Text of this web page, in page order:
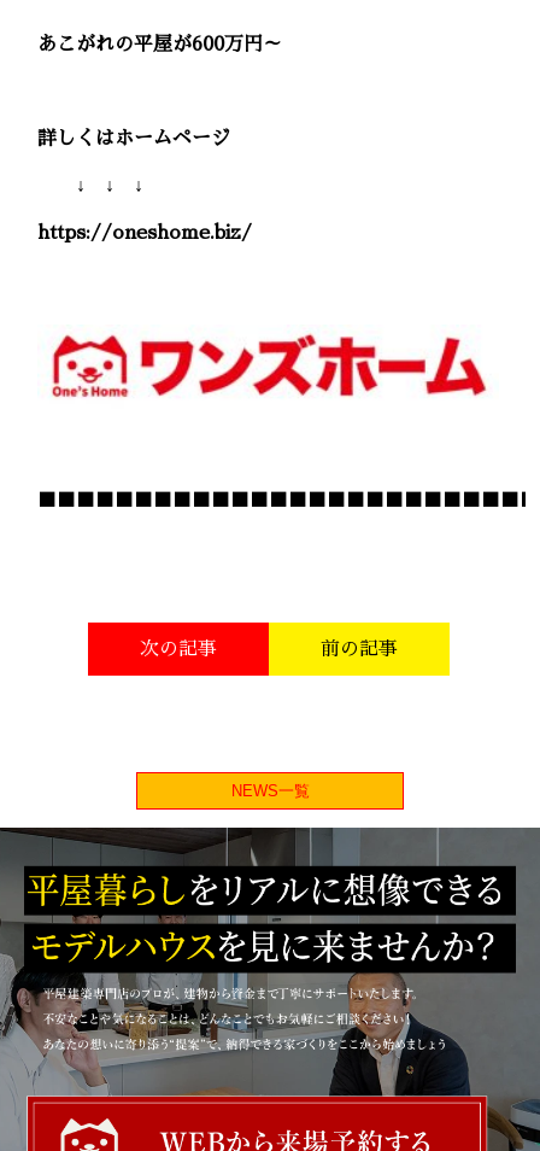
あこがれの平屋が600万円～
詳しくはホームページ
↓ ↓ ↓
https://oneshome.biz/
次の記事 前の記事
NEWS一覧